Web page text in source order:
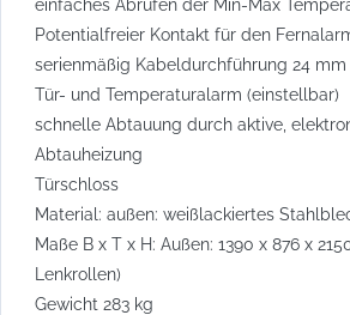
einfaches Abrufen der Min-Max
Potentialfreier Kontakt für den
serienmäßig Kabeldurchführung 24 mm
Tür- und Temperaturalarm (einstellbar)
schnelle Abtauung durch aktive,
Abtauheizung
Türschloss
Material: außen: weißlackiertes
Maße B x T x H: Außen: 1390 x 876 x
Lenkrollen)
Gewicht 283 kg